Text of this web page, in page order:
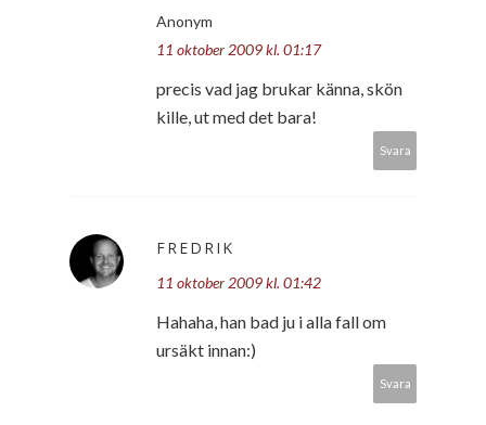
Anonym
11 oktober 2009 kl. 01:17
precis vad jag brukar känna, skön
kille, ut med det bara!
Svara
FREDRIK
11 oktober 2009 kl. 01:42
Hahaha, han bad ju i alla fall om
ursäkt innan:)
Svara